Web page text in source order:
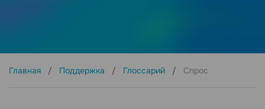
Главная Поддержка Глоссарий Спрос